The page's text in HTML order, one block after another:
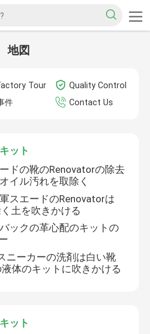
地図
Tour
Quality Control
件 Contact Us
ット
ドの靴のRenovatorの除去
イル汚れを取除く
スエードのRenovatorは
土を吹きかける
ックの革心配のキットの
ニーカーの洗剤は白い靴
体のキットに吹きかける
ット